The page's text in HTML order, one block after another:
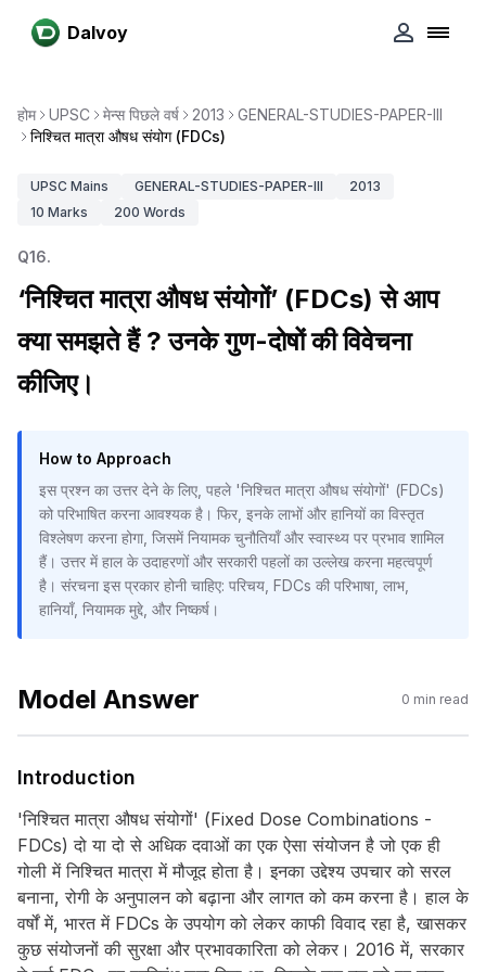
Dalvoy
होम UPSC मेन्स पिछले वर्ष 2013
GENERAL-STUDIES-PAPER-III
निश्चित मात्रा औषध संयोग (FDCs)
UPSC Mains GENERAL-STUDIES-PAPER-III
2013
10 Marks 200 Words
Q16.
‘निश्चित मात्रा औषध संयोगों’ (FDCs) से आप
क्या समझते हैं ? उनके गुण-दोषों की विवेचना
कीजिए।
How to Approach
इस प्रश्न का उत्तर देने के लिए, पहले 'निश्चित मात्रा औषध संयोगों' (FDCs)
को परिभाषित करना आवश्यक है। फिर, इनके लाभों और हानियों का विस्तृत
विश्लेषण करना होगा, जिसमें नियामक चुनौतियाँ और स्वास्थ्य पर प्रभाव शामिल
हैं। उत्तर में हाल के उदाहरणों और सरकारी पहलों का उल्लेख करना महत्वपूर्ण
है। संरचना इस प्रकार होनी चाहिए: परिचय, FDCs की परिभाषा, लाभ,
हानियाँ, नियामक मुद्दे, और निष्कर्ष।
Model Answer 0 min read
Introduction
'निश्चित मात्रा औषध संयोगों' (Fixed Dose Combinations -
FDCs) दो या दो से अधिक दवाओं का एक ऐसा संयोजन है जो एक ही
गोली में निश्चित मात्रा में मौजूद होता है। इनका उद्देश्य उपचार को सरल
बनाना, रोगी के अनुपालन को बढ़ाना और लागत को कम करना है। हाल के
वर्षों में, भारत में FDCs के उपयोग को लेकर काफी विवाद रहा है, खासकर
कुछ संयोजनों की सुरक्षा और प्रभावकारिता को लेकर। 2016 में, सरकार